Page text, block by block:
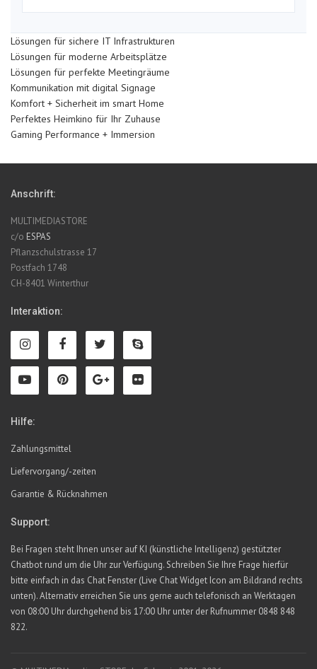
Lösungen für sichere IT Infrastrukturen
Lösungen für moderne Arbeitsplätze
Lösungen für perfekte Meetingräume
Kommunikation mit digital Signage
Komfort + Sicherheit im smart Home
Perfektes Heimkino für Ihr Zuhause
Gaming Performance + Immersion
Anschrift:
MULTIMEDIASTORE
c/o ESPAS
Pflanzschulstrasse 17
Postfach 1748
CH-8401 Winterthur
Interaktion:
Hilfe:
Zahlungsmittel
Liefervorgang/-zeiten
Garantie & Rücknahmen
Support:
Bei Fragen steht Ihnen unser auf KI (künstliche Intelligenz) gestützter
Chatbot rund um die Uhr zur Verfügung. Schreiben Sie Ihre Frage hierfür
bitte einfach in das Chat Fenster (Live Chat Widget Icon am Bildrand rechts
unten). Alternativ erreichen Sie uns gerne auch telefonisch an Werktagen
von 08:00 Uhr durchgehend bis 17:00 Uhr unter der Rufnummer 0848 848
822.